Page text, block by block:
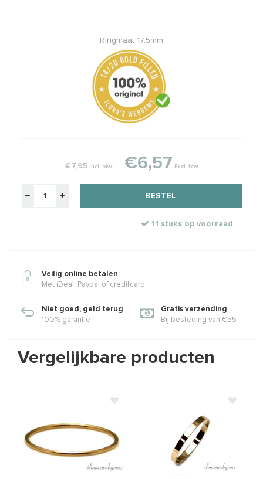
Ringmaat 17.5mm
€7,95 Incl. btw €6,57 Excl. btw
BESTEL
11 stuks op voorraad
Veilig online betalen
Met iDeal, Paypal of creditcard
Niet goed, geld terug
100% garantie
Gratis verzending
Bij besteding van €55
Vergelijkbare producten